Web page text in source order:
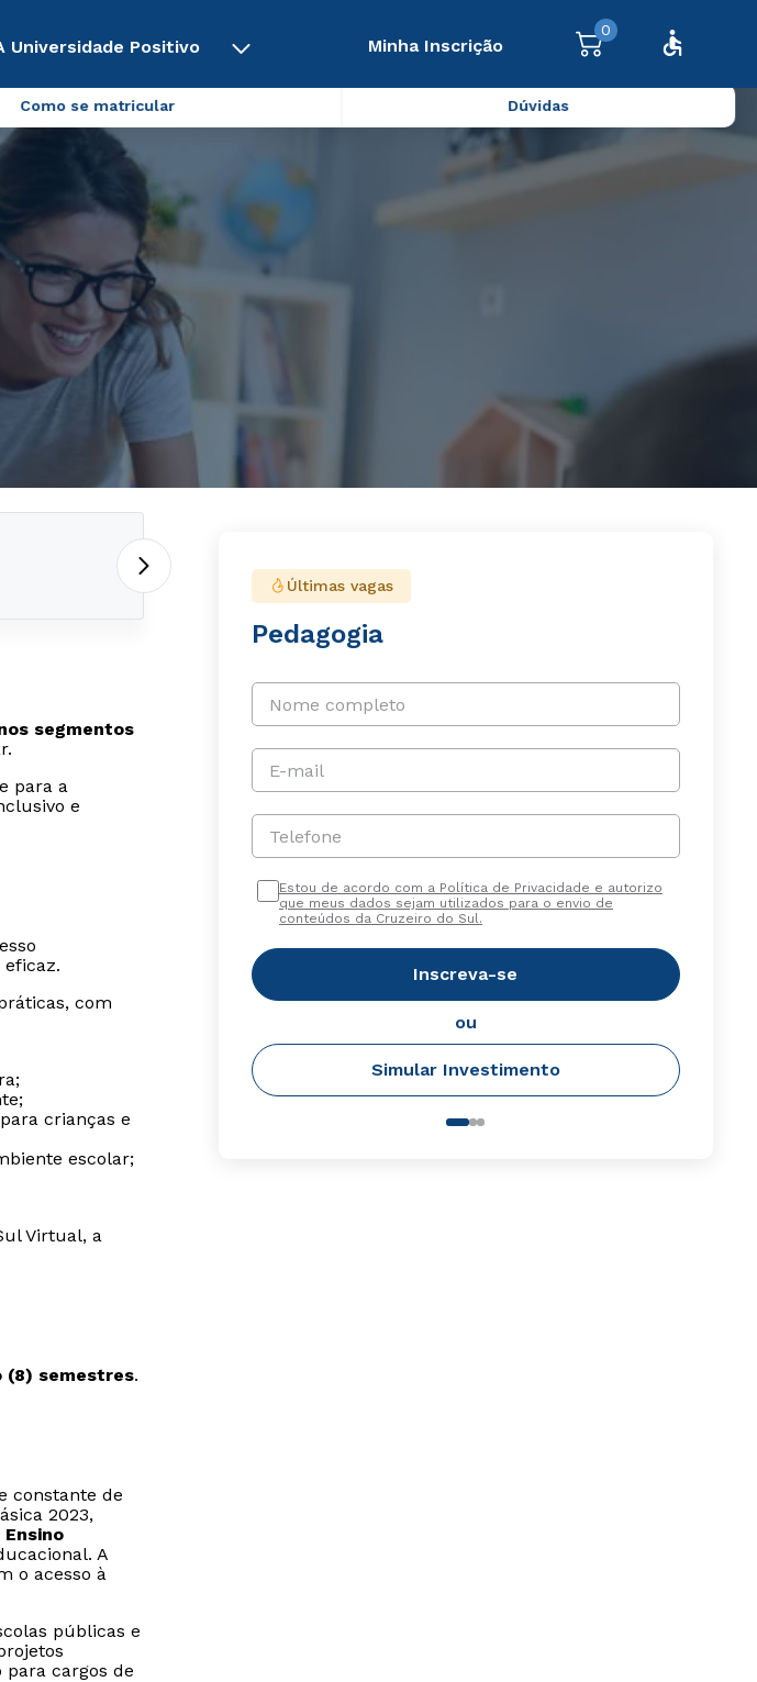
Universidade Positivo Minha Inscrição
0
Como se matricular Dúvidas
segmentos
para a
e
com
crianças e
escolar;
Virtual, a
(8) semestres.
constante de
2023,
A
o acesso à
públicas e
para cargos de
Últimas vagas
Pedagogia
Nome completo
E-mail
Telefone
Estou de acordo com a Política de Privacidade e autorizo
que meus dados sejam utilizados para o envio de
conteúdos da Cruzeiro do Sul.
Inscreva-se
ou
Simular Investimento